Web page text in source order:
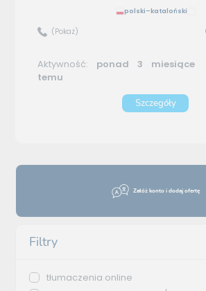
Załóż konto i dodaj ofertę
Filtry
tłumaczenia online
polski–kataloński
(Pokaż)
Aktywność: ponad 3 miesiące
temu
Szczegóły